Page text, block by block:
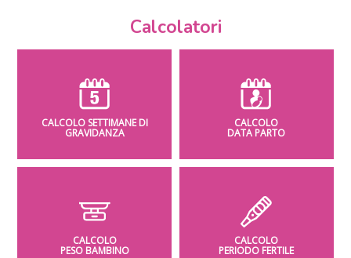
Calcolatori
CALCOLO SETTIMANE DI
GRAVIDANZA
CALCOLO
DATA PARTO
CALCOLO
PESO BAMBINO
CALCOLO
PERIODO FERTILE